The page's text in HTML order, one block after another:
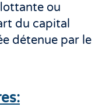
ou
du capital
détenue par le